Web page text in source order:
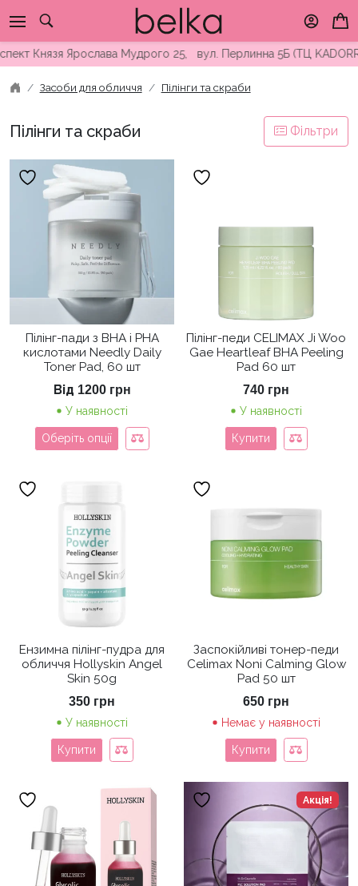
to
contentЯрослава Мудрого 25, вул. Перлинна 5Б (ТЦ KADORR) ∘
Засоби для обличчя Пілінги та скраби
Пілінги та скраби Фільтри
Пілінг-пади з BHA і PHA
кислотами Needly Daily
Toner Pad, 60 шт
Від 1200 грн
У наявності
Оберіть опції
Пілінг-педи CELIMAX Ji Woo
Gae Heartleaf BHA Peeling
Pad 60 шт
740 грн
У наявності
Купити
Ензимна пілінг-пудра для
обличчя Hollyskin Angel
Skin 50g
350 грн
У наявності
Купити
Заспокійливі тонер-педи
Celimax Noni Calming Glow
Pad 50 шт
650 грн
Немає у наявності
Купити
Акція!